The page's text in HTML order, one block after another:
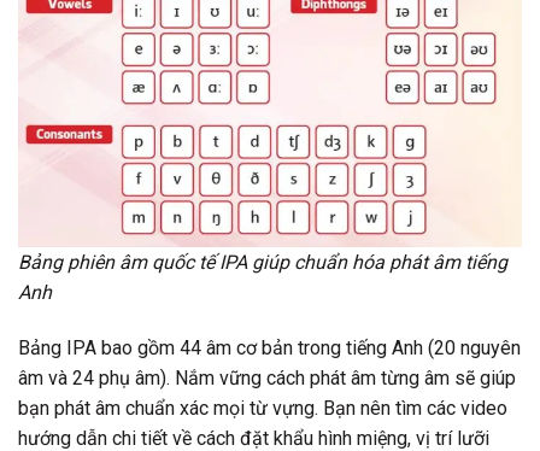
Bảng phiên âm quốc tế IPA giúp chuẩn hóa phát âm tiếng
Anh
Bảng IPA bao gồm 44 âm cơ bản trong tiếng Anh (20 nguyên
âm và 24 phụ âm). Nắm vững cách phát âm từng âm sẽ giúp
bạn phát âm chuẩn xác mọi từ vựng. Bạn nên tìm các video
hướng dẫn chi tiết về cách đặt khẩu hình miệng, vị trí lưỡi